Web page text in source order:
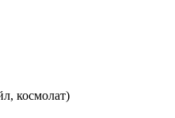
космолат)